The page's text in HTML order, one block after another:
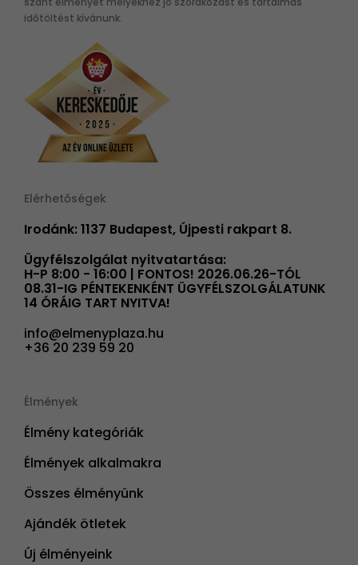
időtöltést kívánunk.
Elérhetőségek
Irodánk: 1137 Budapest, Újpesti rakpart 8.
Ügyfélszolgálat nyitvatartása:
H-P 8:00 - 16:00 | FONTOS! 2026.06.26-TÓL
08.31-IG PÉNTEKENKÉNT ÜGYFÉLSZOLGÁLATUNK
14 ÓRÁIG TART NYITVA!
info@elmenyplaza.hu
+36 20 239 59 20
Élmények
Élmény kategóriák
Élmények alkalmakra
Összes élményünk
Ajándék ötletek
Új élményeink